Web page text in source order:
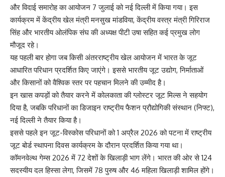
और विदाई समारोह का आयोजन 7 जुलाई को नई दिल्ली में किया गया। इस
कार्यक्रम में केंद्रीय खेल मंत्री मनसुख मांडविया, केंद्रीय वस्त्र मंत्री गिरिराज
सिंह और भारतीय ओलंपिक संघ की अध्यक्ष पीटी उषा सहित कई प्रमुख लोग
मौजूद रहे।
यह पहली बार होगा जब किसी अंतरराष्ट्रीय खेल आयोजन में भारत के जूट
आधारित परिधान प्रदर्शित किए जाएंगे। इससे भारतीय जूट उद्योग, निर्माताओं
और किसानों को वैश्विक स्तर पर पहचान मिलने की उम्मीद है।
इन खास कपड़ों को तैयार करने में कोलकाता की ग्लोस्टर जूट मिल्स ने सहयोग
दिया है, जबकि परिधानों का डिजाइन राष्ट्रीय फैशन प्रौद्योगिकी संस्थान (निफ्ट),
नई दिल्ली ने तैयार किया है।
इससे पहले इन जूट-विस्कोस परिधानों को 1 अप्रैल 2026 को पटना में राष्ट्रीय
जूट बोर्ड स्थापना दिवस कार्यक्रम के दौरान प्रदर्शित किया गया था।
कॉमनवेल्थ गेम्स 2026 में 72 देशों के खिलाड़ी भाग लेंगे। भारत की ओर से 124
सदस्यीय दल हिस्सा लेगा, जिसमें 78 पुरुष और 46 महिला खिलाड़ी शामिल होंगे।